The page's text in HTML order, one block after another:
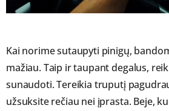
Kai norime sutaupyti pinigų,
mažiau. Taip ir taupant degalus,
sunaudoti. Tereikia truputį
užsuksite rečiau nei įprasta. Beje,